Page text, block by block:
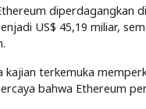
diperdagangkan
US$ 45,19 miliar,
kajian terkemuka
bahwa Ethereum